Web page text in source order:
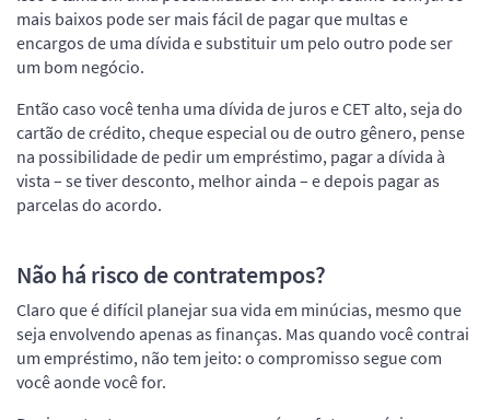
mais baixos pode ser mais fácil de pagar que multas e
encargos de uma dívida e substituir um pelo outro pode ser
um bom negócio.
Então caso você tenha uma dívida de juros e CET alto, seja do
cartão de crédito, cheque especial ou de outro gênero, pense
na possibilidade de pedir um empréstimo, pagar a dívida à
vista – se tiver desconto, melhor ainda – e depois pagar as
parcelas do acordo.
Não há risco de contratempos?
Claro que é difícil planejar sua vida em minúcias, mesmo que
seja envolvendo apenas as finanças. Mas quando você contrai
um empréstimo, não tem jeito: o compromisso segue com
você aonde você for.